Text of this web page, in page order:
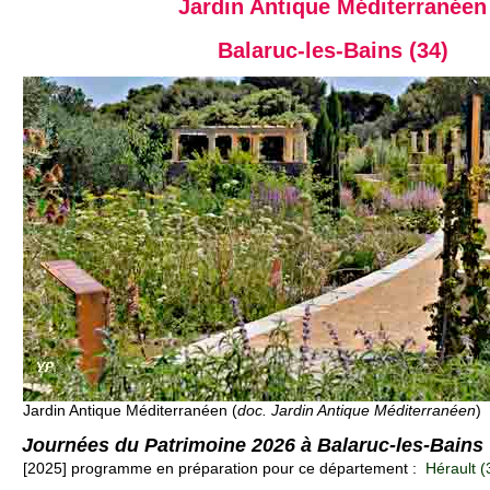
Jardin Antique Méditerranéen
Balaruc-les-Bains (34)
Jardin Antique Méditerranéen (doc. Jardin Antique Méditerranéen)
Journées du Patrimoine 2026 à Balaruc-les-Bains
[2025] programme en préparation pour ce département : Hérault